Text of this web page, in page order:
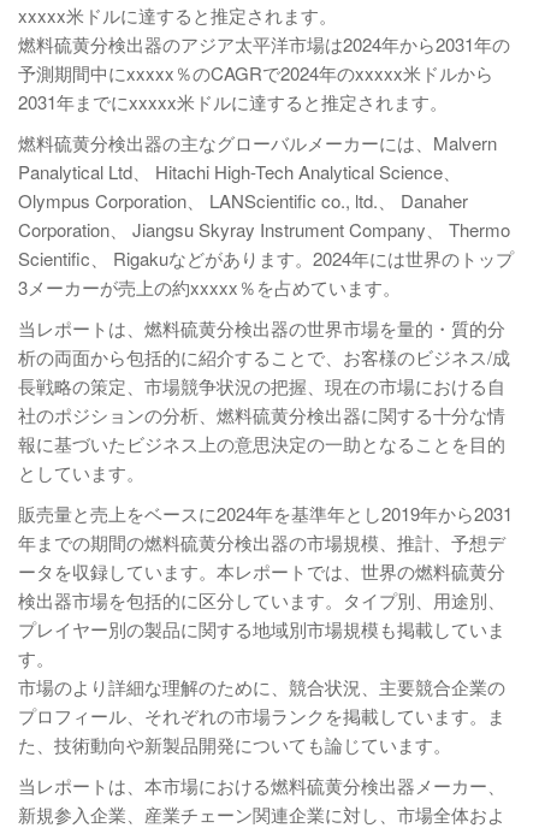
xxxxx米ドルに達すると推定されます。
燃料硫黄分検出器のアジア太平洋市場は2024年から2031年の
予測期間中にxxxxx％のCAGRで2024年のxxxxx米ドルから
2031年までにxxxxx米ドルに達すると推定されます。
燃料硫黄分検出器の主なグローバルメーカーには、Malvern
Panalytical Ltd、 Hitachi High-Tech Analytical Science、
Olympus Corporation、 LANScientific co., ltd.、 Danaher
Corporation、 Jiangsu Skyray Instrument Company、 Thermo
Scientific、 Rigakuなどがあります。2024年には世界のトップ
3メーカーが売上の約xxxxx％を占めています。
当レポートは、燃料硫黄分検出器の世界市場を量的・質的分
析の両面から包括的に紹介することで、お客様のビジネス/成
長戦略の策定、市場競争状況の把握、現在の市場における自
社のポジションの分析、燃料硫黄分検出器に関する十分な情
報に基づいたビジネス上の意思決定の一助となることを目的
としています。
販売量と売上をベースに2024年を基準年とし2019年から2031
年までの期間の燃料硫黄分検出器の市場規模、推計、予想デ
ータを収録しています。本レポートでは、世界の燃料硫黄分
検出器市場を包括的に区分しています。タイプ別、用途別、
プレイヤー別の製品に関する地域別市場規模も掲載していま
す。
市場のより詳細な理解のために、競合状況、主要競合企業の
プロフィール、それぞれの市場ランクを掲載しています。ま
た、技術動向や新製品開発についても論じています。
当レポートは、本市場における燃料硫黄分検出器メーカー、
新規参入企業、産業チェーン関連企業に対し、市場全体およ